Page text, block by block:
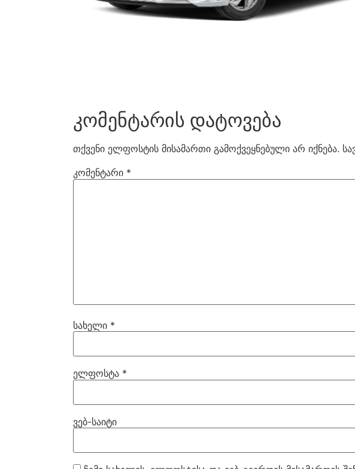
კომენტარის დატოვება
თქვენი ელფოსტის მისამართი გამოქვეყნებული არ იქნება.
კომენტარი *
სახელი *
ელფოსტა *
ვებ-საიტი